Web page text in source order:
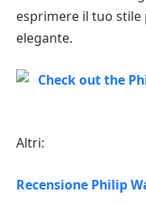
esprimere il tuo
elegante.
Altri:
Recensione Philip